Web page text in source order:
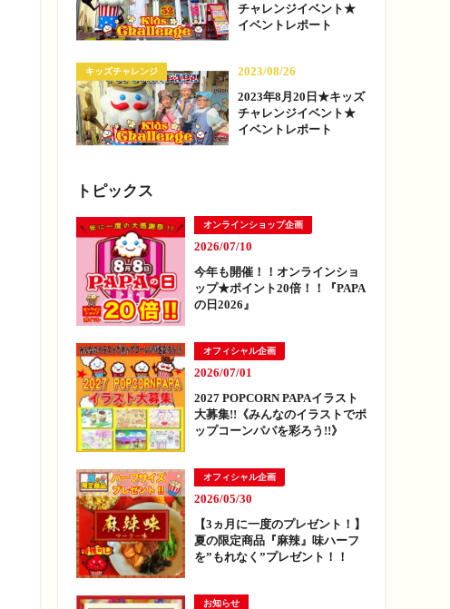
チャレンジイベント★
イベントレポート
キッズチャレンジ
2023/08/26
2023年8月20日★キッズ
チャレンジイベント★
イベントレポート
トピックス
オンラインショップ企画
2026/07/10
今年も開催！！オンラインショ
ップ★ポイント20倍！！『PAPA
の日2026』
オフィシャル企画
2026/07/01
2027 POPCORN PAPAイラスト
大募集!!《みんなのイラストでポ
ップコーンパパを彩ろう!!》
オフィシャル企画
2026/05/30
【3ヵ月に一度のプレゼント！】
夏の限定商品『麻辣』味ハーフ
を”もれなく”プレゼント！！
お知らせ